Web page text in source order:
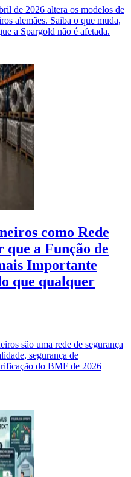
de 2026 altera os modelos de
alemães. Saiba o que muda,
a Spargold não é afetada.
como Rede
que a Função de
Importante
que qualquer
são uma rede de segurança
segurança de
do BMF de 2026